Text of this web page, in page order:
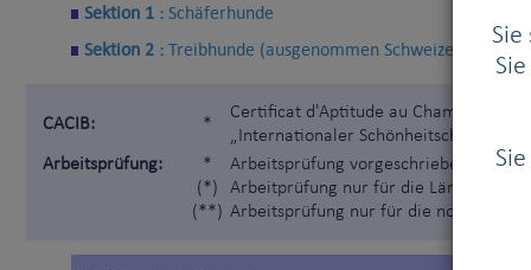
Sie
Sektion 1 : Schäferhunde
Sektion 2 : Treibhunde (ausgenommen Schweizer
CACIB: *
Certificat d'Aptitude au Championnat
„Internationaler Schönheitschampion“)
Arbeitsprüfung:
*
(*)
(**)
Arbeitsprüfung vorgeschrieben
Arbeitprüfung nur für die Länder, die
Arbeitsprüfung nur für die nordischen